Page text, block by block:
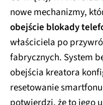
nowe mechanizmy,
obejście blokady
właściciela po
fabrycznych. System
obejścia kreatora
resetowanie